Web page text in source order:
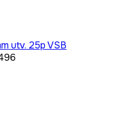
utv. 25p VSB